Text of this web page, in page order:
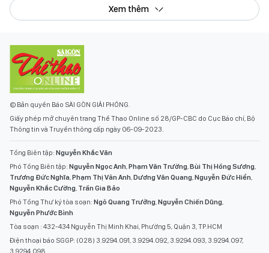
Xem thêm
© Bản quyền Báo SÀI GÒN GIẢI PHÓNG.
Giấy phép mở chuyên trang Thể Thao Online số 28/GP-CBC do Cục Báo chí, Bộ
Thông tin và Truyền thông cấp ngày 06-09-2023.
Tổng Biên tập: Nguyễn Khắc Văn
Phó Tổng Biên tập: Nguyễn Ngọc Anh,Phạm Văn Trường,Bùi Thị Hồng Sương,
Trương Đức Nghĩa,Phạm Thị Vân Anh,Dương Văn Quang,Nguyễn Đức Hiển,
Nguyễn Khắc Cường, Trần Gia Bảo
Phó Tổng Thư ký tòa soạn: Ngô Quang Trưởng,Nguyễn Chiến Dũng,
Nguyễn Phước Bình
Tòa soạn : 432-434 Nguyễn Thị Minh Khai, Phường 5, Quận 3, TP.HCM
Điện thoại báo SGGP: (028) 3.9294.091, 3.9294.092, 3.9294.093, 3.9294.097,